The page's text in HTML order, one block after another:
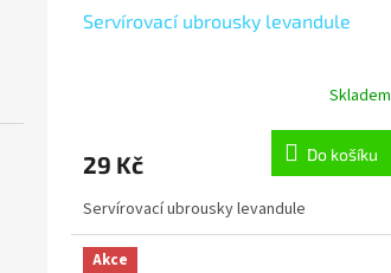
Servírovací ubrousky levandule
Skladem
29 Kč Do košíku
Servírovací ubrousky levandule
Akce